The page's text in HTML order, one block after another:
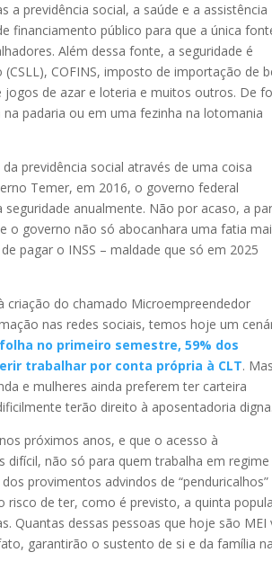
previdência social, a saúde e a assistência
financiamento público para que a única
Além dessa fonte, a seguridade é
COFINS, imposto de importação de
de azar e loteria e muitos outros. De
padaria ou em uma fezinha na lotomania
previdência social através de uma coisa
Temer, em 2016, o governo federal
anualmente. Não por acaso, a
o governo não só abocanhara uma fatia
pagar o INSS – maldade que só em 2025
do chamado Microempreendedor
nas redes sociais, temos hoje um
no primeiro semestre, 59% dos
trabalhar por conta própria à CLT.
e mulheres ainda preferem ter carteira
terão direito à aposentadoria digna.
próximos anos, e que o acesso à
não só para quem trabalha em regime
provimentos advindos de “penduricalhos”
de ter, como é previsto, a quinta
Quantas dessas pessoas que hoje são MEI
garantirão o sustento de si e da família na